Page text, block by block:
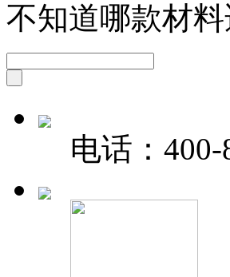
不知道哪款材
电话： 400-